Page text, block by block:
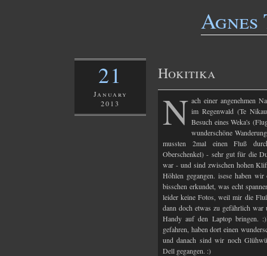
Hokitika
N ach einer angenehmen
im Regenwald (Te
Besuch eines Weka's
wunderschöne
mussten 2mal einen Fluß
Oberschenkel) - sehr gut für die
war - und sind zwischen hohen
Höhlen gegangen. isese haben
bisschen erkundet, was echt
leider keine Fotos, weil mir die
dann doch etwas zu gefährlich
Handy auf den Laptop bringen.
gefahren, haben dort einen
und danach sind wir noch
Dell gegangen. :)
21
January
2013